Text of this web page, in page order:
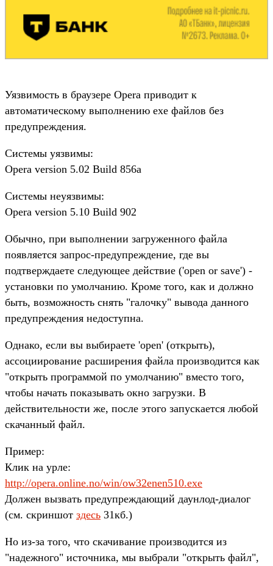
Уязвимость в браузере Opera приводит к
автоматическому выполнению exe файлов без
предупреждения.
Системы уязвимы:
Opera version 5.02 Build 856a
Системы неуязвимы:
Opera version 5.10 Build 902
Обычно, при выполнении загруженного файла
появляется запрос-предупреждение, где вы
подтверждаете следующее действие ('open or save') -
установки по умолчанию. Кроме того, как и должно
быть, возможность снять "галочку" вывода данного
предупреждения недоступна.
Однако, если вы выбираете 'open' (открыть),
ассоциирование расширения файла производится как
"открыть программой по умолчанию" вместо того,
чтобы начать показывать окно загрузки. В
действительности же, после этого запускается любой
скачанный файл.
Пример:
Клик на урле:
http://opera.online.no/win/ow32enen510.exe
Должен вызвать предупреждающий даунлод-диалог
(см. скриншот здесь 31кб.)
Но из-за того, что скачивание производится из
"надежного" источника, мы выбрали "открыть файл",